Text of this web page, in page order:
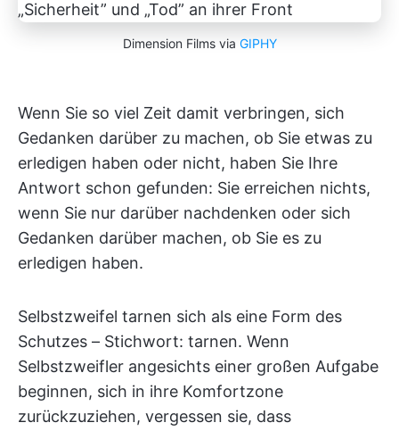
Dimension Films via GIPHY
Wenn Sie so viel Zeit damit verbringen, sich
Gedanken darüber zu machen, ob Sie etwas zu
erledigen haben oder nicht, haben Sie Ihre
Antwort schon gefunden: Sie erreichen nichts,
wenn Sie nur darüber nachdenken oder sich
Gedanken darüber machen, ob Sie es zu
erledigen haben.
Selbstzweifel tarnen sich als eine Form des
Schutzes – Stichwort: tarnen. Wenn
Selbstzweifler angesichts einer großen Aufgabe
beginnen, sich in ihre Komfortzone
zurückzuziehen, vergessen sie, dass